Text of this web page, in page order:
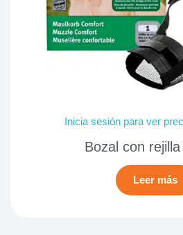
Inicia sesión para ver
Bozal con
Leer más